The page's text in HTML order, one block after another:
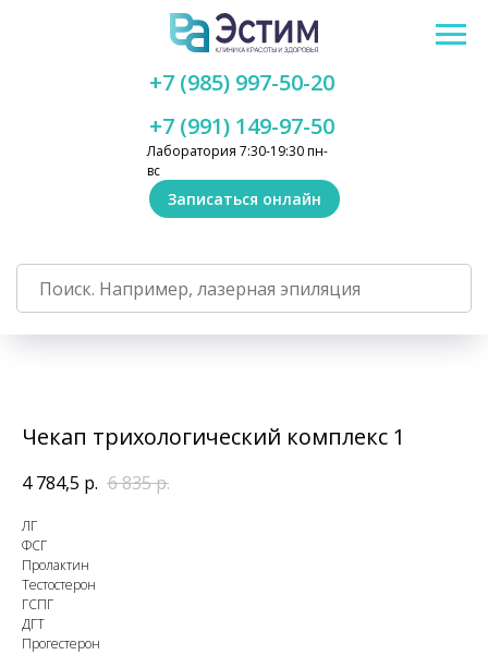
Лаборатория 7:30-19:30 пн-
вс
+7 (991) 149-97-50
+7 (985) 997-50-20
Записаться онлайн
Чекап трихологический комплекс 1
4 784,5 р. 6 835р.
ЛГ
ФСГ
Пролактин
Тестостерон
ГСПГ
ДГТ
Прогестерон